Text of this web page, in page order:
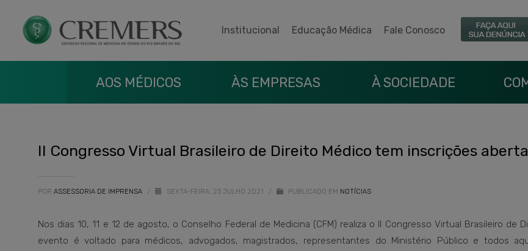
Institucional Educação Médica Fale Conosco
AOS MÉDICOS ÀS EMPRESAS À SOCIEDADE
II Congresso Virtual Brasileiro de Direito Médico tem inscrições
POR ASSESSORIA DE IMPRENSA / SEXTA-FEIRA, 23 JULHO 2021 / PUBLICADO EM NOTÍCIAS
Nos dias 10, 11 e 12 de agosto, o Conselho Federal de Medicina (CFM) realiza o II Congresso Virtual Brasileiro de
evento é voltado para médicos, advogados, magistrados, representantes do Ministério Público e todos